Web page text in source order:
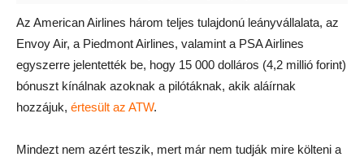
Az American Airlines három teljes tulajdonú leányvállalata, az
Envoy Air, a Piedmont Airlines, valamint a PSA Airlines
egyszerre jelentették be, hogy 15 000 dolláros (4,2 millió forint)
bónuszt kínálnak azoknak a pilótáknak, akik aláírnak
hozzájuk, értesült az ATW.
Mindezt nem azért teszik, mert már nem tudják mire költeni a